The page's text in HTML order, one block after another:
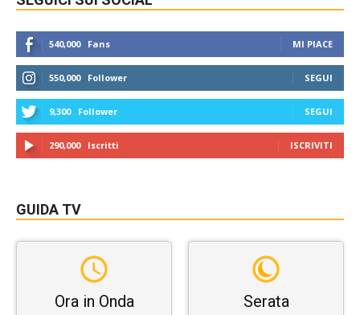
540,000 Fans MI PIACE
550,000 Follower SEGUI
9,300 Follower SEGUI
290,000 Iscritti ISCRIVITI
GUIDA TV
Ora in Onda Serata